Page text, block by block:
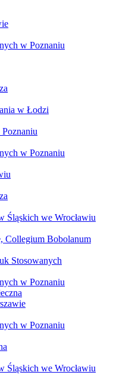
w Poznaniu
w Łodzi
Poznaniu
w Poznaniu
Śląskich we Wrocławiu
Collegium Bobolanum
Stosowanych
w Poznaniu
w Poznaniu
Śląskich we Wrocławiu